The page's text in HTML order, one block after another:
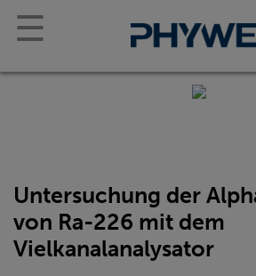
☰
Untersuchung der
von Ra-226 mit dem
Vielkanalanalysator